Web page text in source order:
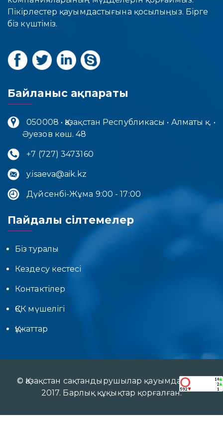
Пікірлестер қауымдастығына қосылыңыз. Бірге
біз күштіміз.
Байланыс ақпараты
050008 • Қазақстан Республикасы • Алматы қ. •
Әуезов көш. 48
+7 (727) 3473160
y.isaeva@aik.kz
Дүйсенбі-Жұма 9:00 - 17:00
Пайдалы сілтемелер
Біз туралы
Кездесу кестесі
Контактілер
ҚСК мүшелігі
Құжаттар
© Қазақстан сақтандырушылар қауымдастығы
2017. Барлық құқықтар қорғалған.